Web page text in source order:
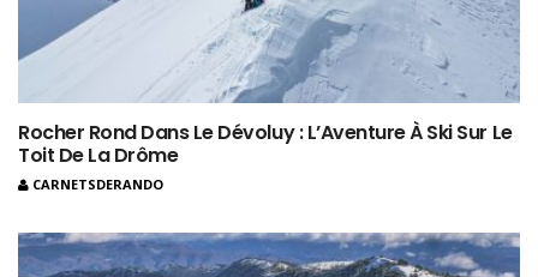
Rocher Rond Dans Le Dévoluy : L’Aventure À Ski Sur Le
Toit De La Drôme
CARNETSDERANDO